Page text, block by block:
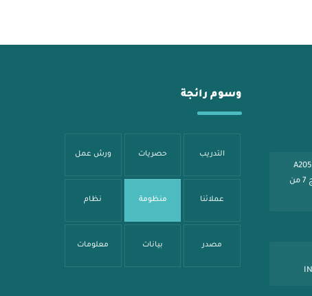
الطائف - شارع شهار - بناية الصائغ A205
الرياض - طريق عثمان بن عفان مخرج 7 من
وسوم رائجة
التدريب حصريات ورش عمل
عملائنا منظومة نظام
مصدر بيانات معلومات